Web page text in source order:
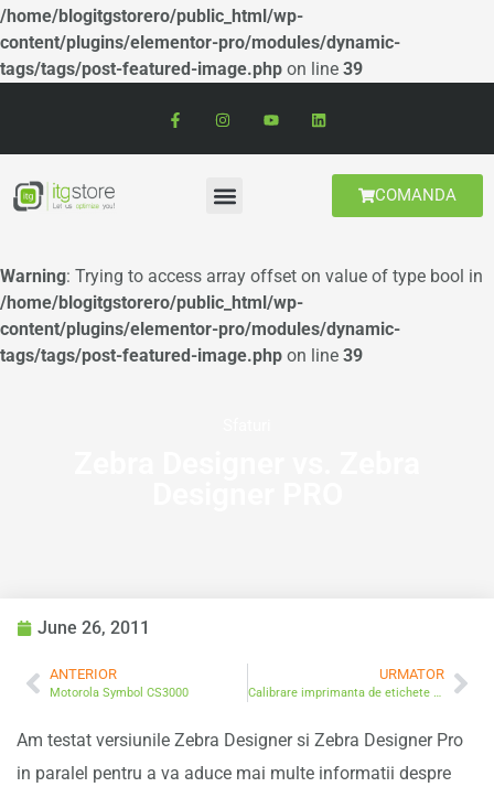
/home/blogitgstorero/public_html/wp-
content/plugins/elementor-pro/modules/dynamic-
tags/tags/post-featured-image.php on line 39
COMANDA
Warning: Trying to access array offset on value of type bool in
/home/blogitgstorero/public_html/wp-
content/plugins/elementor-pro/modules/dynamic-
tags/tags/post-featured-image.php on line 39
June 26, 2011
ANTERIOR
Motorola Symbol CS3000
URMATOR
Calibrare imprimanta de etichete Zebra 2844/2824
Am testat versiunile Zebra Designer si Zebra Designer Pro
in paralel pentru a va aduce mai multe informatii despre